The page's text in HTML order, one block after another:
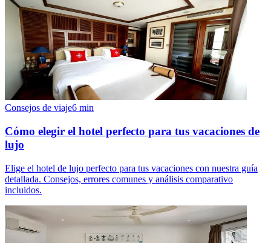
Consejos de viaje6 min
Cómo elegir el hotel perfecto para tus vacaciones de
lujo
Elige el hotel de lujo perfecto para tus vacaciones con nuestra guía
detallada. Consejos, errores comunes y análisis comparativo
incluidos.